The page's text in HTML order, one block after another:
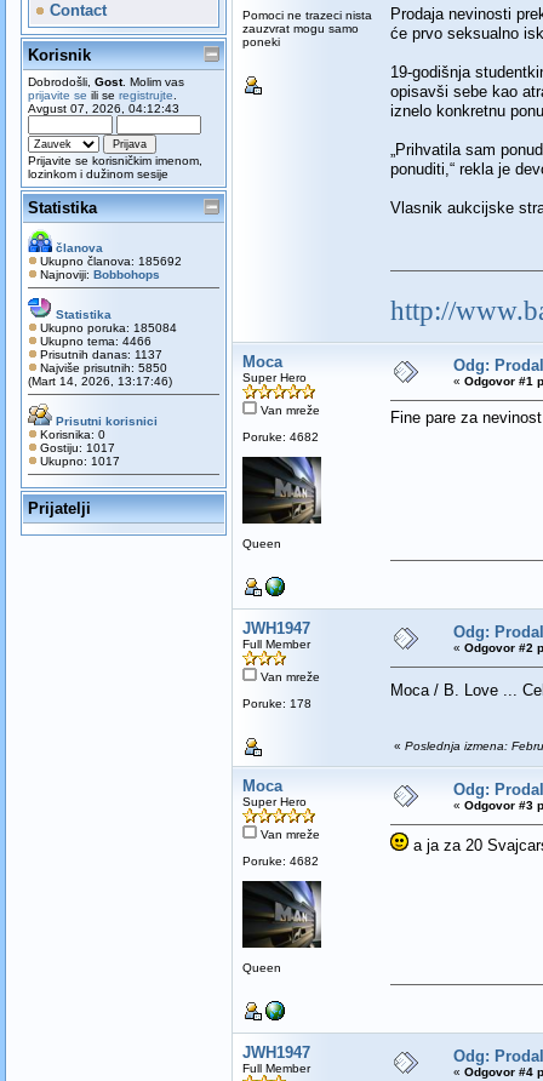
Contact
Korisnik
Dobrodošli, Gost. Molim vas
prijavite se ili se registrujte
Avgust 07, 2026, 04:12:43
Prijavite se korisničkim imenom,
lozinkom i dužinom sesije
Statistika
članova
Ukupno članova: 185692
Najnoviji: Bobbohops
Statistika
Ukupno poruka: 185084
Ukupno tema: 4466
Prisutnih danas: 1137
Najviše prisutnih: 5850
(Mart 14, 2026, 13:17:46)
Prisutni korisnici
Korisnika: 0
Gostiju: 1017
Ukupno: 1017
Prijatelji
Pomoci ne trazeci nista
zauzvrat mogu samo
poneki
Prodaja nevinosti
će prvo seksualno
19-godišnja
opisavši sebe kao
iznelo konkretnu
„Prihvatila sam
ponuditi,“ rekla je
Vlasnik aukcijske
http://
Moca
Super Hero
Van mreže
Poruke: 4682
Queen
Odg:
« Odgovor #1
Fine pare za
JWH1947
Full Member
Van mreže
Poruke: 178
Odg:
« Odgovor #2
Moca / B. Love ...
« Poslednja izmena:
Moca
Super Hero
Van mreže
Poruke: 4682
Queen
Odg:
« Odgovor #3
a ja za 20
JWH1947
Full Member
Odg:
« Odgovor #4